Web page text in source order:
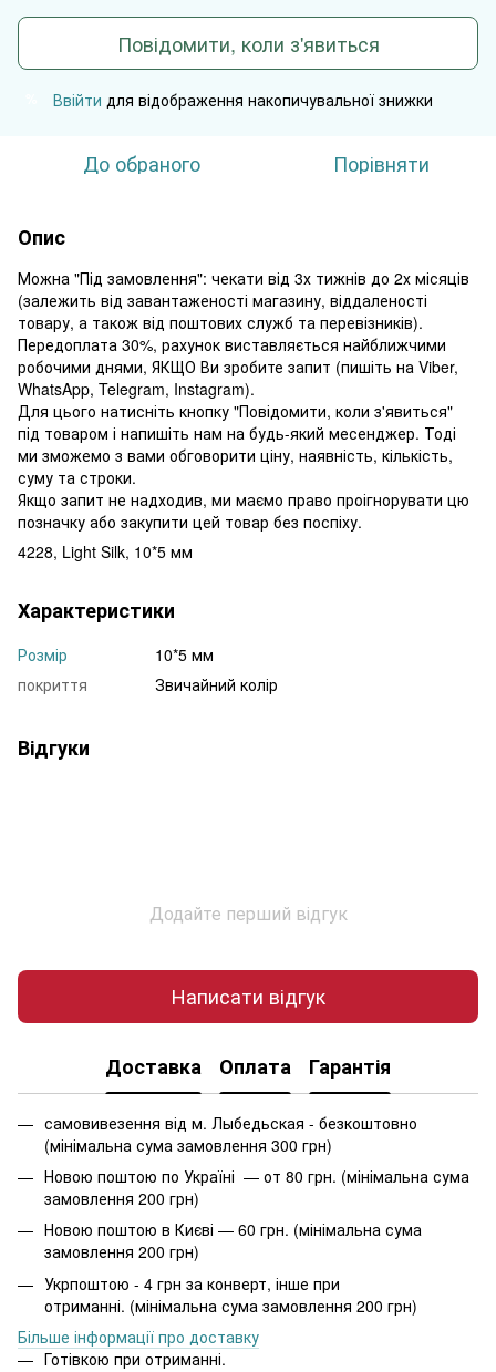
Повідомити, коли з'явиться
Ввійти для відображення накопичувальної знижки
До обраного Порівняти
Опис
Можна "Під замовлення": чекати від 3х тижнів до 2х місяців
(залежить від завантаженості магазину, віддаленості
товару, а також від поштових служб та перевізників).
Передоплата 30%, рахунок виставляється найближчими
робочими днями, ЯКЩО Ви зробите запит (пишіть на Viber,
WhatsApp, Telegram, Instagram).
Для цього натисніть кнопку "Повідомити, коли з'явиться"
під товаром і напишіть нам на будь-який месенджер. Тоді
ми зможемо з вами обговорити ціну, наявність, кількість,
суму та строки.
Якщо запит не надходив, ми маємо право проігнорувати цю
позначку або закупити цей товар без поспіху.
4228, Light Silk, 10*5 мм
Характеристики
Розмір
10*5 мм
покриття
Звичайний колір
Відгуки
Додайте перший відгук
Написати відгук
Доставка Оплата Гарантія
самовивезення від м. Лыбедьская - безкоштовно
(мінімальна сума замовлення 300 грн)
Новою поштою по Україні — от 80 грн. (мінімальна сума
замовлення 200 грн)
Новою поштою в Києві — 60 грн. (мінімальна сума
замовлення 200 грн)
Укрпоштою - 4 грн за конверт, інше при
отриманні. (мінімальна сума замовлення 200 грн)
Більше інформації про доставку
Готівкою при отриманні.